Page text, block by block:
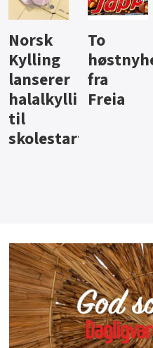
Knalltall
for Açai
Bowl
Aass vil
bli
førstevalg
i lite-